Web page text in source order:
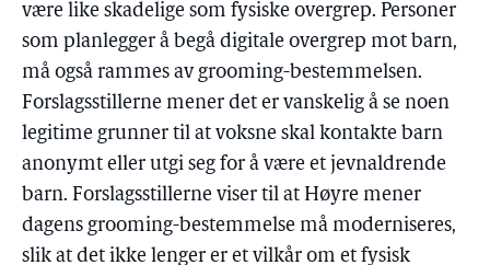
være like skadelige som fysiske overgrep. Personer
som planlegger å begå digitale overgrep mot barn,
må også rammes av grooming-bestemmelsen.
Forslagsstillerne mener det er vanskelig å se noen
legitime grunner til at voksne skal kontakte barn
anonymt eller utgi seg for å være et jevnaldrende
barn. Forslagsstillerne viser til at Høyre mener
dagens grooming-bestemmelse må moderniseres,
slik at det ikke lenger er et vilkår om et fysisk